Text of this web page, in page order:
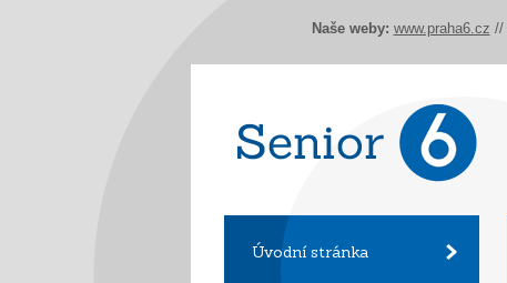
Úvodní stránka
Naše weby: www.praha6.cz //